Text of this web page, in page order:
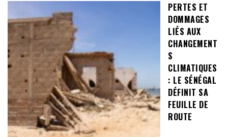
PERTES ET
DOMMAGES
LIÉS AUX
CHANGEMENT
S
CLIMATIQUES
: LE SÉNÉGAL
DÉFINIT SA
FEUILLE DE
ROUTE